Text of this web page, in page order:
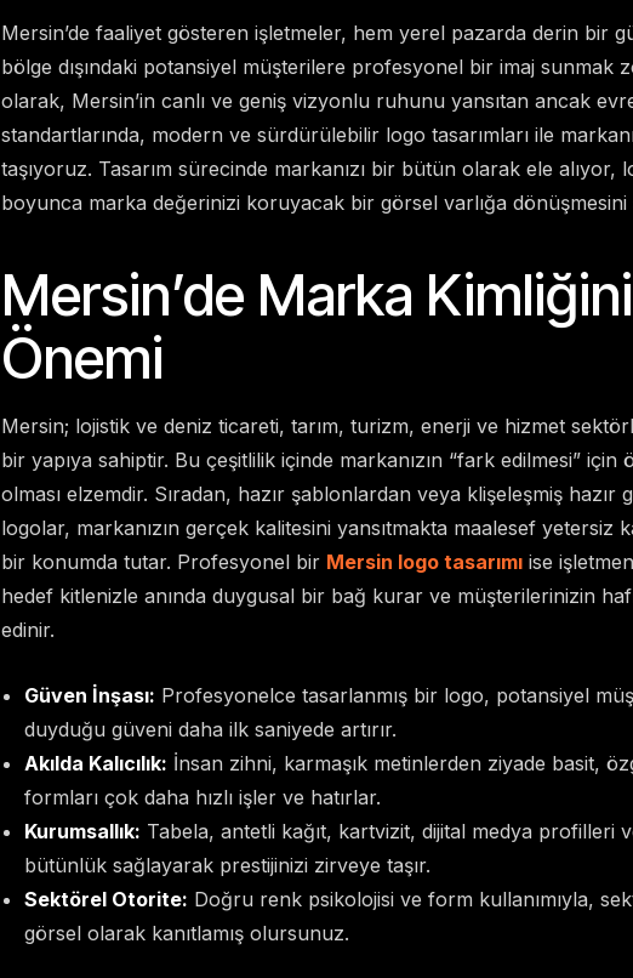
Mersin’de faaliyet gösteren işletmeler, hem yerel pazarda derin bir
bölge dışındaki potansiyel müşterilere profesyonel bir imaj sunmak
olarak, Mersin’in canlı ve geniş vizyonlu ruhunu yansıtan ancak
standartlarında, modern ve sürdürülebilir logo tasarımları ile
taşıyoruz. Tasarım sürecinde markanızı bir bütün olarak ele alıyor,
boyunca marka değerinizi koruyacak bir görsel varlığa dönüşmesini
Mersin’de Marka
Önemi
Mersin; lojistik ve deniz ticareti, tarım, turizm, enerji ve hizmet
bir yapıya sahiptir. Bu çeşitlilik içinde markanızın “fark edilmesi”
olması elzemdir. Sıradan, hazır şablonlardan veya klişeleşmiş hazır
logolar, markanızın gerçek kalitesini yansıtmakta maalesef yetersiz
bir konumda tutar. Profesyonel bir Mersin logo tasarımıise
hedef kitlenizle anında duygusal bir bağ kurar ve müşterilerinizin
edinir.
Güven İnşası: Profesyonelce tasarlanmış bir logo, potansiyel
duyduğu güveni daha ilk saniyede artırır.
Akılda Kalıcılık: İnsan zihni, karmaşık metinlerden ziyade basit,
formları çok daha hızlı işler ve hatırlar.
Kurumsallık: Tabela, antetli kağıt, kartvizit, dijital medya profilleri
bütünlük sağlayarak prestijinizi zirveye taşır.
Sektörel Otorite: Doğru renk psikolojisi ve form kullanımıyla,
görsel olarak kanıtlamış olursunuz.